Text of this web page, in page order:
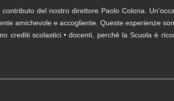
del nostro direttore Paolo Colona.
amichevole e accogliente. Queste esperienze
crediti scolastici • docenti, perchè la Scuola è